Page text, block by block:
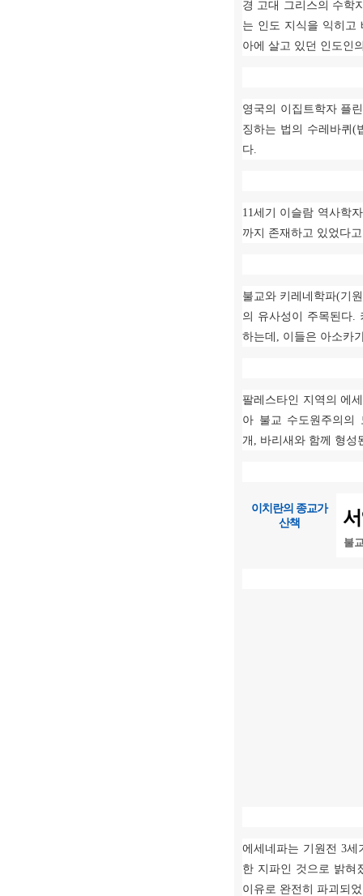
경 고대 그리스의 수학
는 인도 지식을 익히고
아에 살고 있던 인도인
영국의 이집트학자 플
징하는 법의 수레바퀴 (
다.
11세기 이슬람 역사학
까지 존재하고 있었다
불교와 키레네학파(기
의 유사성이 주목된다.
하는데 , 이들은 아소카
팔레스타인 지역의 에
아 불교 수도원주의의
개 , 바리새와 함께 형성
이치란의 종교가
산책
불
에세네파는 기원전 3세
한 지파인 것으로 밝혀
이유로 완전히 파괴되